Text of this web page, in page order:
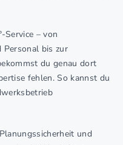
Service – von
Personal bis zur
du genau dort
fehlen. So kannst du
und